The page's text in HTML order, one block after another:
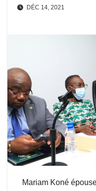
DÉC 14, 2021
Mariam Koné